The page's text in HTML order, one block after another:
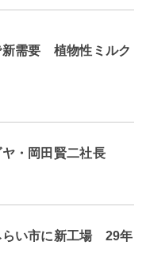
新需要 植物性ミルク
・岡田賢二社長
らい市に新工場 29年